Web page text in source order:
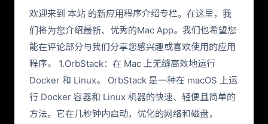
欢迎来到 本站 的新应用程序介绍专栏。在这里，我
们将为您介绍最新、优秀的Mac App。我们也希望您
能在评论部分与我们分享您感兴趣或喜欢使用的应用
程序。 1.OrbStack：在 Mac 上无缝高效地运行
Docker 和 Linux。 OrbStack 是一种在 macOS 上运
行 Docker 容器和 Linux 机器的快速、轻便且简单的
方法。它在几秒钟内启动，优化的网络和磁盘，